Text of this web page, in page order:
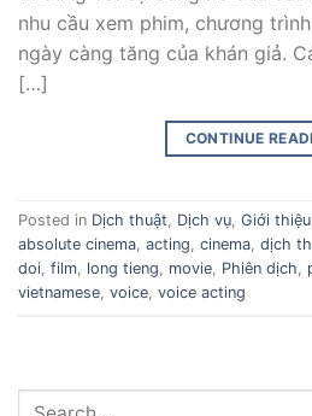
nhu cầu xem phim, chương
ngày càng tăng của khán giả.
[…]
CONTINUE
Posted in Dịch thuật, Dịch vụ, Giới thiệu
absolute cinema, acting, cinema, dịch
doi, film, long tieng, movie, Phiên dịch,
vietnamese, voice, voice acting